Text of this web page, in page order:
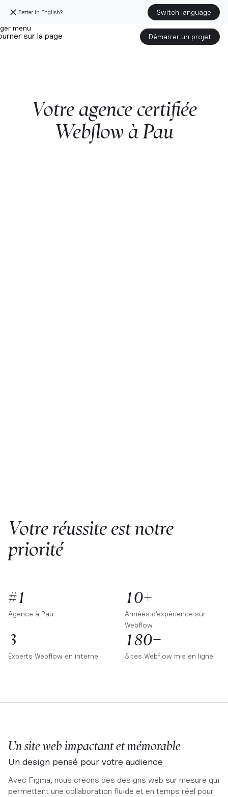
Better in English? Switch language
sur la page Démarrer un projet
Votreagence certifiée
Webflow àPau
Votre réussite est notre
priorité
#1
Agence à Pau
10+
Années d’expérience sur
Webflow
3
Experts Webflow en interne
180+
Sites Webflow mis en ligne
Un site web impactant et mémorable
Un design pensé pour votre audience
Avec Figma, nous créons des designs web sur mesure qui
permettent une collaboration fluide et en temps réel pour